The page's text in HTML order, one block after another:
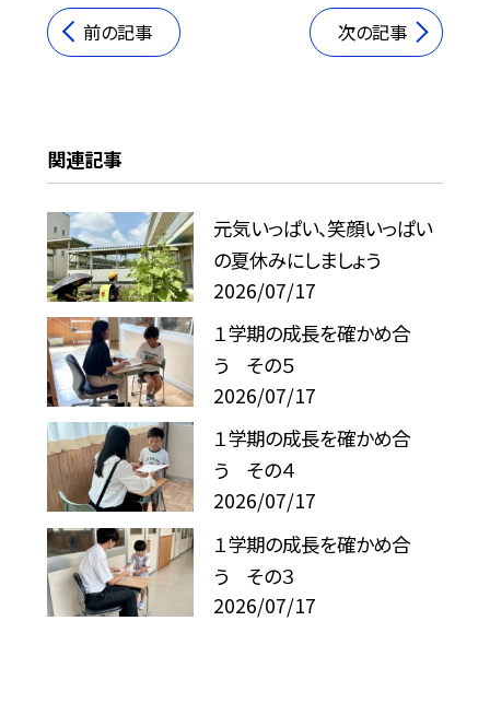
前の記事 次の記事
関連記事
元気いっぱい、笑顔いっぱい
の夏休みにしましょう
2026/07/17
１学期の成長を確かめ合
う その５
2026/07/17
１学期の成長を確かめ合
う その４
2026/07/17
１学期の成長を確かめ合
う その３
2026/07/17